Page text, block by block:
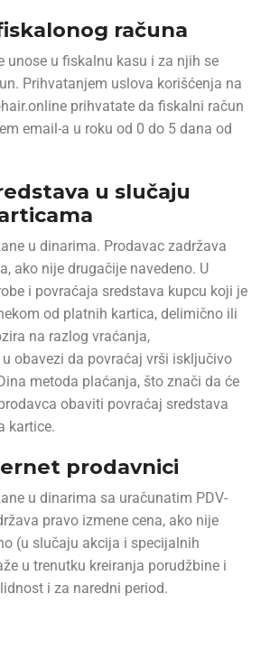
računa
unose u fiskalnu kasu i za njih se
Prihvatanjem uslova korišćenja na
prihvatate da fiskalni račun
email-a u roku od 0 do 5 dana od
u slučaju
u dinarima. Prodavac zadržava
ako nije drugačije navedeno. U
i povraćaja sredstava kupcu koji je
od platnih kartica, delimično ili
na razlog vraćanja,
obavezi da povraćaj vrši isključivo
metoda plaćanja, što znači da će
obaviti povraćaj sredstava
kartice.
prodavnici
u dinarima sa uračunatim PDV-
pravo izmene cena, ako nije
(u slučaju akcija i specijalnih
u trenutku kreiranja porudžbine i
i za naredni period.